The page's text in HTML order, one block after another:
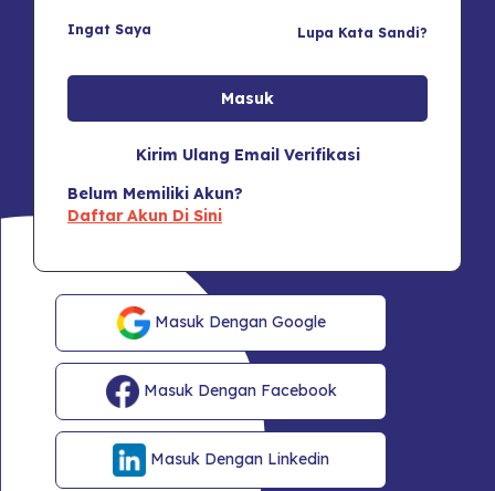
Ingat Saya Lupa Kata Sandi?
Kirim Ulang Email Verifikasi
Belum Memiliki Akun?
Daftar Akun Di Sini
Masuk Dengan Google
Masuk Dengan Facebook
Masuk Dengan Linkedin